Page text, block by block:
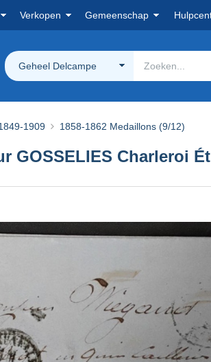
Verkopen Gemeenschap
Geheel Delcampe
1909 1858-1862 Medaillons (9/12)
GOSSELIES Charleroi